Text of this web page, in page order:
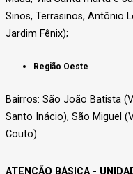
Sinos, Terrasinos, Antônio
Jardim Fênix);
Região Oeste
Bairros: São João Batista
Santo Inácio), São Miguel
Couto).
ATENÇÃO BÁSICA -